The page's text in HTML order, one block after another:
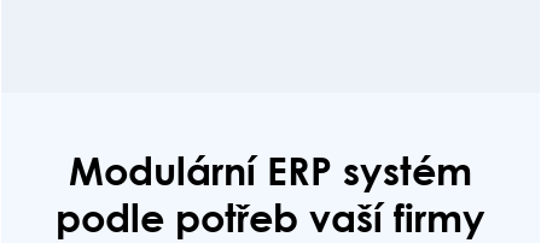
Modulární ERP systém
podle potřeb vaší firmy